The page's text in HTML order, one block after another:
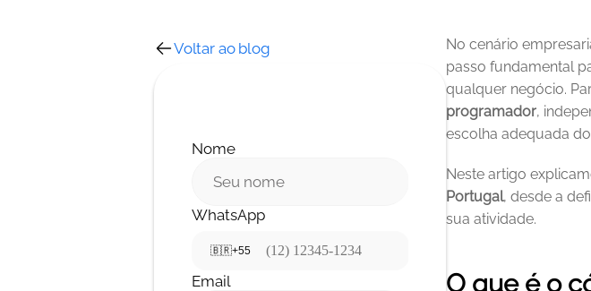
Voltar ao blog
Nome
WhatsApp
🇧🇷+55
Email
No cenário
passo fundamental
programador,
escolha adequada do
Neste artigo
Portugal, desde a
sua atividade.
O que é o